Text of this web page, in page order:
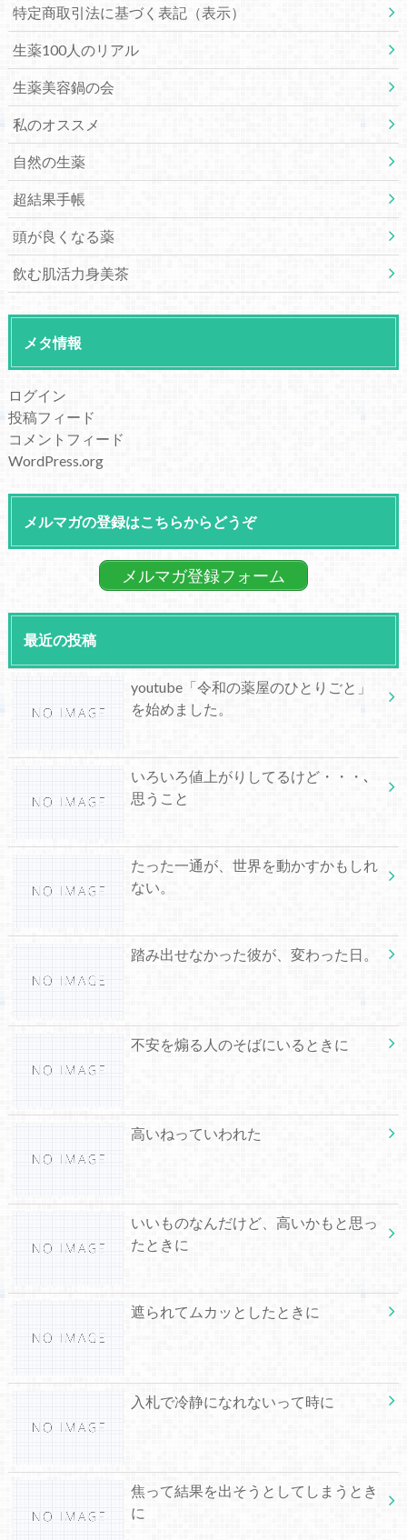
特定商取引法に基づく表記（表示）
生薬100人のリアル
生薬美容鍋の会
私のオススメ
自然の生薬
超結果手帳
頭が良くなる薬
飲む肌活力身美茶
メタ情報
ログイン
投稿フィード
コメントフィード
WordPress.org
メルマガの登録はこちらからどうぞ
メルマガ登録フォーム
最近の投稿
youtube「令和の薬屋のひとりごと」
を始めました。
いろいろ値上がりしてるけど・・・､
思うこと
たった一通が、世界を動かすかもしれ
ない。
踏み出せなかった彼が、変わった日。
不安を煽る人のそばにいるときに
高いねっていわれた
いいものなんだけど、高いかもと思っ
たときに
遮られてムカッとしたときに
入札で冷静になれないって時に
焦って結果を出そうとしてしまうとき
に